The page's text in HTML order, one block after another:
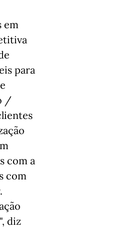
em
para
/
com a
com
diz